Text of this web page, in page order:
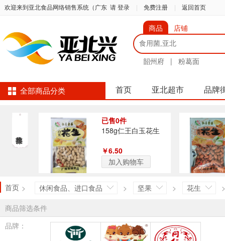
欢迎来到亚北食品网络销售系统（广东 请 登录 免费注册 返回首页
商品 店铺
韶州府 | 粉葛面
全部商品分类 首页 亚北超市 品牌
已售0件
158g仁王白玉花生
￥6.50
加入购物车
首页 > 休闲食品、进口食品 > 坚果 > 花生
>
商品筛选条件
品牌：